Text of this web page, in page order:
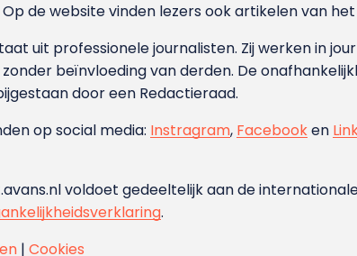
de website vinden lezers ook artikelen van
uit professionele journalisten. Zij werken in
beïnvloeding van derden. De
door een Redactieraad.
op social media: Instragram, Facebooken
voldoet gedeeltelijk aan de
.
|Cookies